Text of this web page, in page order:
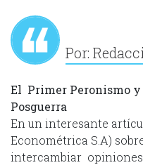
Por:
El Primer Peronismo y
Posguerra
En un interesante
Econométrica S.A)
intercambiar